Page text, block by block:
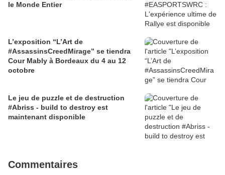
le Monde Entier
L’exposition “L’Art de
#AssassinsCreedMirage” se tiendra
Cour Mably à Bordeaux du 4 au 12
octobre
Le jeu de puzzle et de destruction
#Abriss - build to destroy est
maintenant disponible
Commentaires